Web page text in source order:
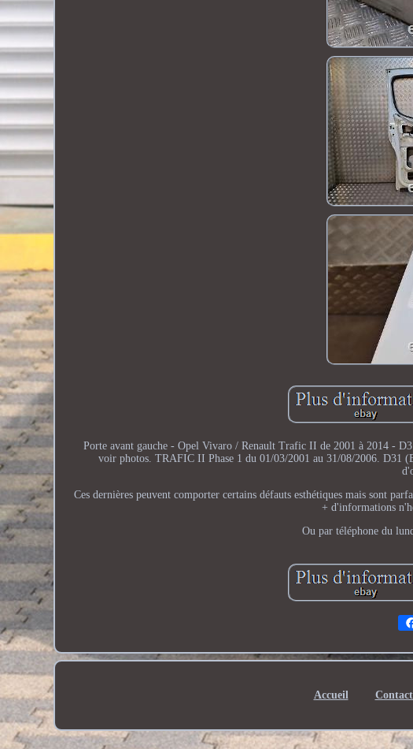
Porte avant gauche - Opel Vivaro / Renault Trafic II de 2001 à 2014 -
voir photos. TRAFIC II Phase 1 du 01/03/2001 au 31/08/2006. D31
Ces dernières peuvent comporter certains défauts esthétiques mais sont
+ d'informations
Ou par téléphone du
Accueil